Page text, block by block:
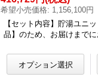
希望小売価格: 1,156,100円
【セット内容】貯湯ユニ
品】のため、お届けまで